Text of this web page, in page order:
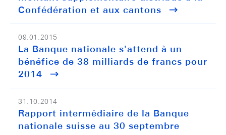
Confédération et aux cantons
09.01.2015
La Banque nationale s'attend à un
bénéfice de 38 milliards de francs pour
2014
31.10.2014
Rapport intermédiaire de la Banque
nationale suisse au 30 septembre